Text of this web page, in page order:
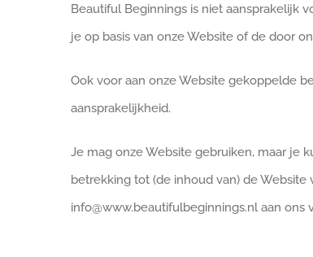
Beautiful Beginnings is niet aansprakelijk
je op basis van onze Website of de door
Ook voor aan onze Website gekoppelde
aansprakelijkheid.
Je mag onze Website gebruiken, maar je
betrekking tot (de inhoud van) de
info@www.beautifulbeginnings.nl aan ons